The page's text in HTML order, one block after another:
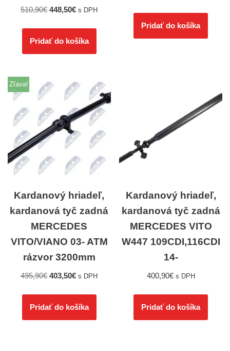
510,90€ 448,50€ s DPH
Pridať do košíka
Pridať do košíka
Zľava!
Kardanový hriadeľ,
kardanová tyč zadná
MERCEDES
VITO/VIANO 03- ATM
rázvor 3200mm
495,90€ 403,50€ s DPH
Pridať do košíka
Kardanový hriadeľ,
kardanová tyč zadná
MERCEDES VITO
W447 109CDI,116CDI
14-
400,90€ s DPH
Pridať do košíka